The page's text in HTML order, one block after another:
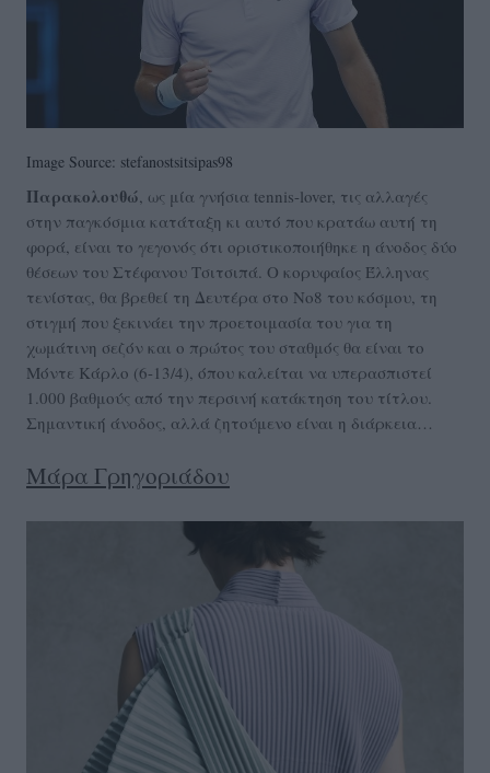
Image Source: stefanostsitsipas98
Παρακολουθώ, ως μία γνήσια tennis-lover, τις αλλαγές
στην παγκόσμια κατάταξη κι αυτό που κρατάω αυτή τη
φορά, είναι το γεγονός ότι οριστικοποιήθηκε η άνοδος δύο
θέσεων του Στέφανου Τσιτσιπά. Ο κορυφαίος Έλληνας
τενίστας, θα βρεθεί τη Δευτέρα στο Νο8 του κόσμου, τη
στιγμή που ξεκινάει την προετοιμασία του για τη
χωμάτινη σεζόν και ο πρώτος του σταθμός θα είναι το
Μόντε Κάρλο (6-13/4), όπου καλείται να υπερασπιστεί
1.000 βαθμούς από την περσινή κατάκτηση του τίτλου.
Σημαντική άνοδος, αλλά ζητούμενο είναι η διάρκεια…
Μάρα Γρηγοριάδου